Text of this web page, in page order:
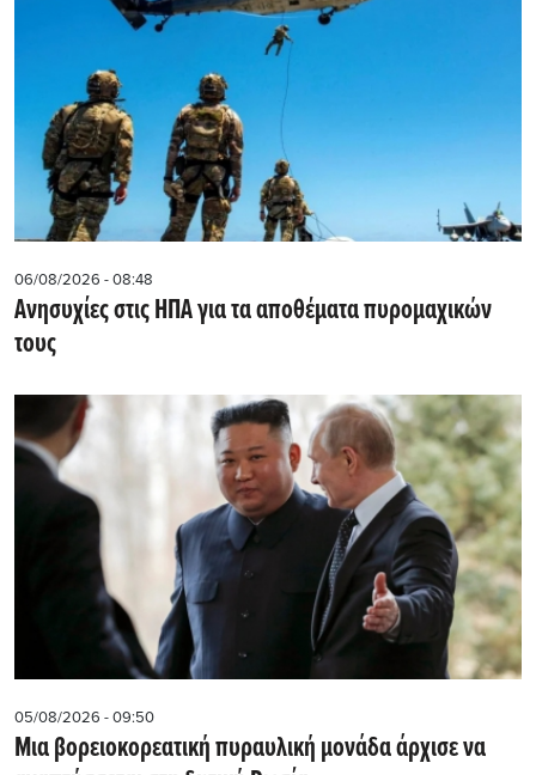
06/08/2026 - 08:48
Ανησυχίες στις ΗΠΑ για τα αποθέματα πυρομαχικών
τους
05/08/2026 - 09:50
Μια βορειοκορεατική πυραυλική μονάδα άρχισε να